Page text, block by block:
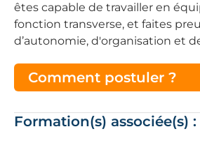
êtes capable de travailler en
fonction transverse, et faites
d’autonomie, d'organisation et
Comment postuler ?
Formation(s) associée(s) :